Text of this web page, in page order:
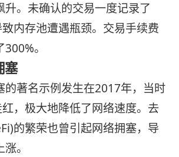
升。未确认的交易一度记录了
内存池遭遇瓶颈。交易手续费
。
塞
的著名示例发生在2017年，当时
红，极大地降低了网络速度。去
的繁荣也曾引起网络拥塞，导
。